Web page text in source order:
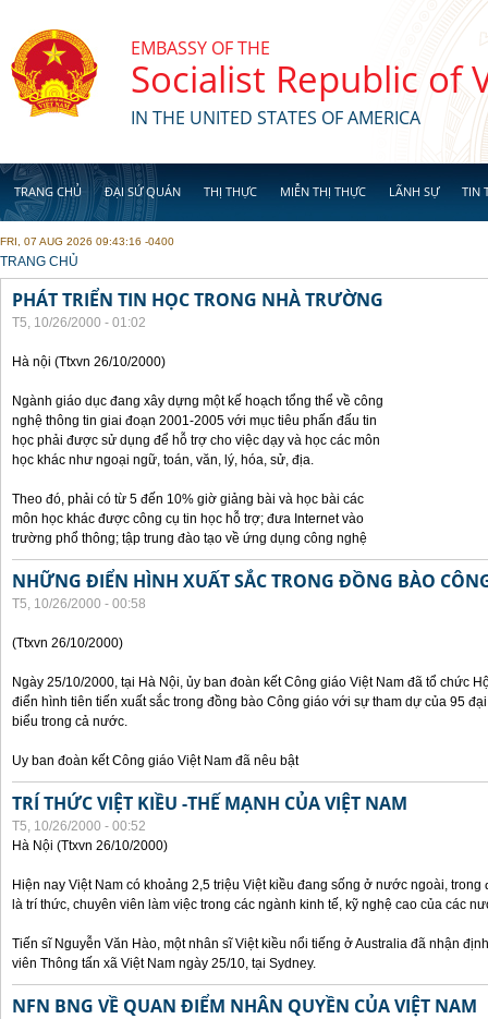
EMBASSY OF THE
Socialist Republic of
IN THE UNITED STATES OF AMERICA
TRANG CHỦ ĐẠI SỨ QUÁN THỊ THỰC MIỄN THỊ THỰC LÃNH SỰ TIN
FRI, 07 AUG 2026 09:43:16 -0400
YOU ARE HERE
TRANG CHỦ
PHÁT TRIỂN TIN HỌC TRONG NHÀ TRƯỜNG
T5, 10/26/2000 - 01:02
Hà nội (Ttxvn 26/10/2000)
Ngành giáo dục đang xây dựng một kế hoạch tổng thể về công
nghệ thông tin giai đoạn 2001-2005 với mục tiêu phấn đấu tin
học phải được sử dụng để hỗ trợ cho việc dạy và học các môn
học khác như ngoại ngữ, toán, văn, lý, hóa, sử, địa.
Theo đó, phải có từ 5 đến 10% giờ giảng bài và học bài các
môn học khác được công cụ tin học hỗ trợ; đưa Internet vào
trường phổ thông; tập trung đào tạo về ứng dụng công nghệ
NHỮNG ĐIỂN HÌNH XUẤT SẮC TRONG ĐỒNG BÀO
T5, 10/26/2000 - 00:58
(Ttxvn 26/10/2000)
Ngày 25/10/2000, tại Hà Nội, ủy ban đoàn kết Công giáo Việt Nam đã tổ chức
điển hình tiên tiến xuất sắc trong đồng bào Công giáo với sự tham dự của 95
biểu trong cả nước.
Uy ban đoàn kết Công giáo Việt Nam đã nêu bật
TRÍ THỨC VIỆT KIỀU -THẾ MẠNH CỦA VIỆT NAM
T5, 10/26/2000 - 00:52
Hà Nội (Ttxvn 26/10/2000)
Hiện nay Việt Nam có khoảng 2,5 triệu Việt kiều đang sống ở nước ngoài,
là trí thức, chuyên viên làm việc trong các ngành kinh tế, kỹ nghệ cao của các
Tiến sĩ Nguyễn Văn Hào, một nhân sĩ Việt kiều nổi tiếng ở Australia đã nhận
viên Thông tấn xã Việt Nam ngày 25/10, tại Sydney.
NFN BNG VỀ QUAN ĐIỂM NHÂN QUYỀN CỦA VIỆT NAM